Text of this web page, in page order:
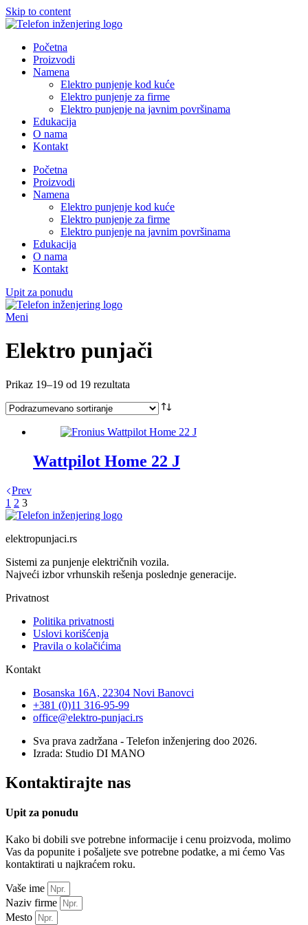
Skip to content
Početna
Proizvodi
Namena
Elektro punjenje kod kuće
Elektro punjenje za firme
Elektro punjenje na javnim površinama
Edukacija
O nama
Kontakt
Početna
Proizvodi
Namena
Elektro punjenje kod kuće
Elektro punjenje za firme
Elektro punjenje na javnim površinama
Edukacija
O nama
Kontakt
Upit za ponudu
Meni
Elektro punjači
Prikaz 19–19 od 19 rezultata
Wattpilot Home 22 J
Prev
1 2 3
elektropunjaci.rs
Sistemi za punjenje električnih vozila.
Najveći izbor vrhunskih rešenja poslednje generacije.
Privatnost
Politika privatnosti
Uslovi korišćenja
Pravila o kolačićima
Kontakt
Bosanska 16A, 22304 Novi Banovci
+381 (0)11 316-95-99
office@elektro-punjaci.rs
Sva prava zadržana - Telefon inženjering doo 2026.
Izrada: Studio DI MANO
Kontaktirajte nas
Upit za ponudu
Kako bi dobili sve potrebne informacije i cenu proizvoda, molimo
Vas da popunite i pošaljete sve potrebne podatke, a mi ćemo Vas
kontaktirati u najkraćem roku.
Vaše ime
Naziv firme
Mesto